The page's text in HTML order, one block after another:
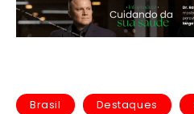
Brasil Destaques